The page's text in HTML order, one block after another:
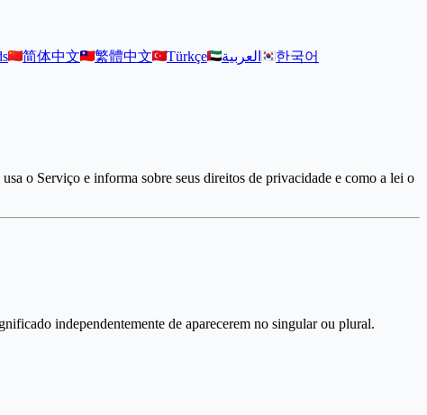
简体中文 繁體中文 Türkçe العربية 한국어
o Serviço e informa sobre seus direitos de privacidade e como a lei o
independentemente de aparecerem no singular ou plural.